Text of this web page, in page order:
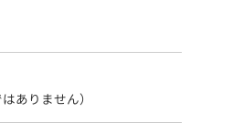
ありません）